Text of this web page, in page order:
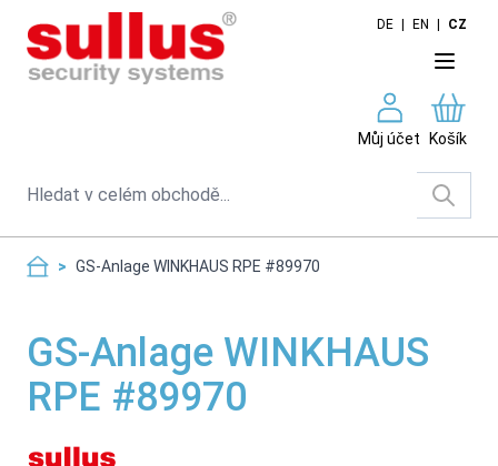
Skip to Content
DE EN CZ
Můj účet Košík
Search
> GS-Anlage WINKHAUS RPE #89970
GS-Anlage WINKHAUS
RPE #89970